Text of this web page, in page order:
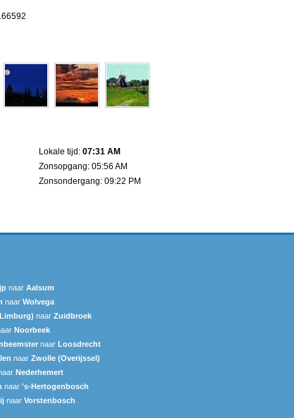
Lokale tijd: 07:31 AM
Zonsopgang: 05:56 AM
Zonsondergang: 09:22 PM
naar Aalsum
naar Wolvega
naar Zuidbroek
Noorbeek
naar Loosdrecht
naar Zwolle (Overijssel)
Nederhemert
naar 's-Hertogenbosch
naar Vorstenbosch